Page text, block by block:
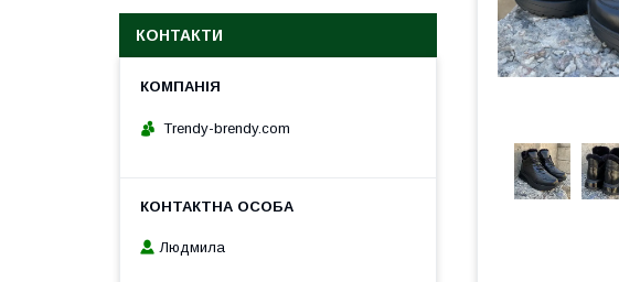
КОНТАКТИ
Trendy-brendy.com
Людмила